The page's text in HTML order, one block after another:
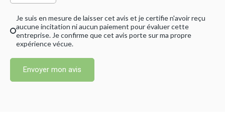
Je suis en mesure de laisser cet avis et je certifie n'avoir reçu
aucune incitation ni aucun paiement pour évaluer cette
entreprise. Je confirme que cet avis porte sur ma propre
expérience vécue.
Envoyer mon avis